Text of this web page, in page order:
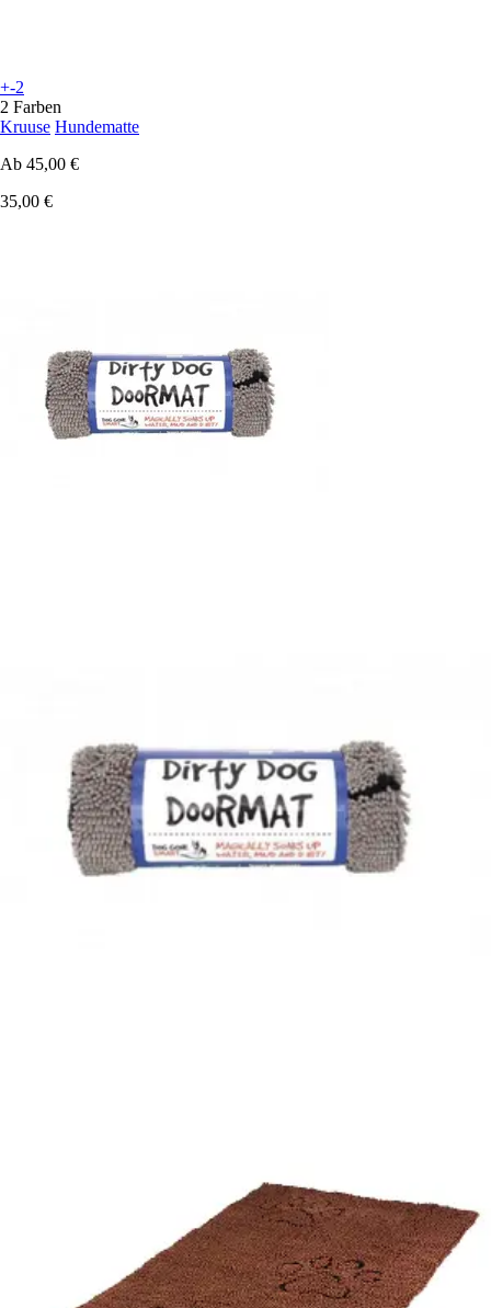
+-2
2 Farben
Kruuse Hundematte
Ab 45,00 €
35,00 €